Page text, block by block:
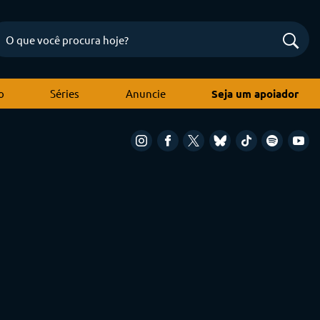
Séries Anuncie Seja um apoiador